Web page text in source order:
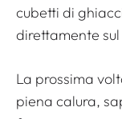
cubetti di
direttamente
La prossima
piena calura,